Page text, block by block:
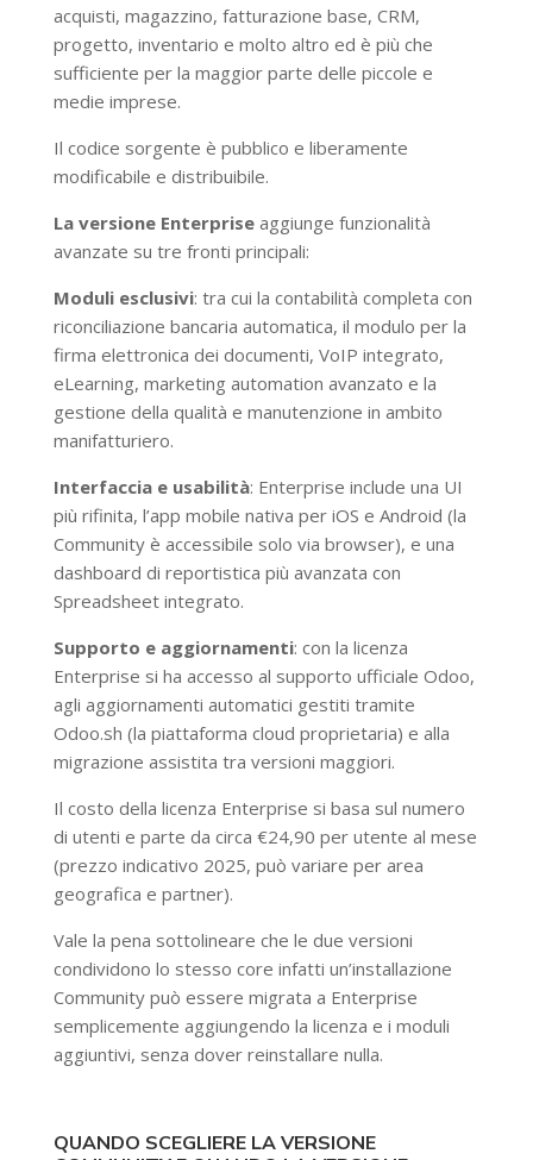
acquisti, magazzino, fatturazione base, CRM,
progetto, inventario e molto altro ed è più che
sufficiente per la maggior parte delle piccole e
medie imprese.
Il codice sorgente è pubblico e liberamente
modificabile e distribuibile.
La versione Enterpriseaggiunge funzionalità
avanzate su tre fronti principali:
Moduli esclusivi: tra cui la contabilità completa con
riconciliazione bancaria automatica, il modulo per la
firma elettronica dei documenti, VoIP integrato,
eLearning, marketing automation avanzato e la
gestione della qualità e manutenzione in ambito
manifatturiero.
Interfaccia e usabilità: Enterprise include una UI
più rifinita, l’app mobile nativa per iOS e Android (la
Community è accessibile solo via browser), e una
dashboard di reportistica più avanzata con
Spreadsheet integrato.
Supporto e aggiornamenti: con la licenza
Enterprise si ha accesso al supporto ufficiale Odoo,
agli aggiornamenti automatici gestiti tramite
Odoo.sh (la piattaforma cloud proprietaria) e alla
migrazione assistita tra versioni maggiori.
Il costo della licenza Enterprise si basa sul numero
di utenti e parte da circa €24,90 per utente al mese
(prezzo indicativo 2025, può variare per area
geografica e partner).
Vale la pena sottolineare che le due versioni
condividono lo stesso core infatti un’installazione
Community può essere migrata a Enterprise
semplicemente aggiungendo la licenza e i moduli
aggiuntivi, senza dover reinstallare nulla.
QUANDO SCEGLIERE LA VERSIONE